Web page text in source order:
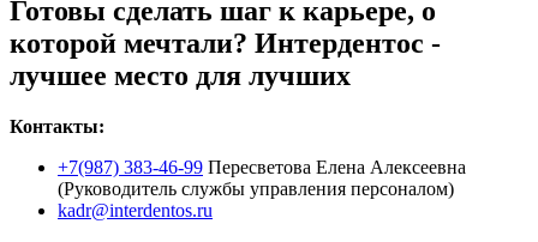
Готовы сделать шаг к карьере, о
которой мечтали? Интердентос -
лучшее место для лучших
Контакты:
+7(987) 383-46-99 Пересветова Елена Алексеевна
(Руководитель службы управления персоналом)
kadr@interdentos.ru